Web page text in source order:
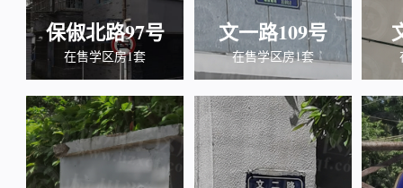
保俶北路97号
在售学区房1套
文一路109号
在售学区房1套